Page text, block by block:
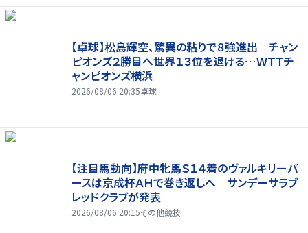
【卓球】松島輝空、驚異の粘りで８強進出 チャン
ピオンズ２勝目へ世界１３位を退ける…ＷＴＴチ
ャンピオンズ横浜
2026/08/06 20:35卓球
【注目馬動向】府中牝馬Ｓ１４着のヴァルキリーバ
ースは京成杯ＡＨで巻き返しへ サンデーサラブ
レッドクラブが発表
2026/08/06 20:15その他競技